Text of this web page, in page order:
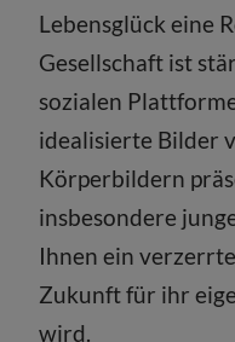
Lebensglück eine
Gesellschaft ist
sozialen
idealisierte Bilder
Körperbildern
insbesondere
Ihnen ein
Zukunft für ihr
wird.